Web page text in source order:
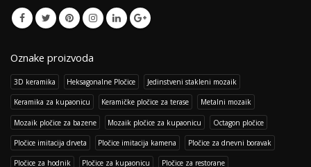
Oznake proizvoda
3D keramika Heksagonalne Pločice Jedinstveni stakleni mozaik
Keramika za kupaonicu Keramičke pločice za terase Metalni mozaik
Mozaik pločice za bazene Mozaik pločice za kupaonicu Octagon pločice
Pločice imitacija drveta Pločice imitacija kamena Pločice za dnevni boravak
Pločice za hodnik Pločice za kupaonicu Pločice za restorane